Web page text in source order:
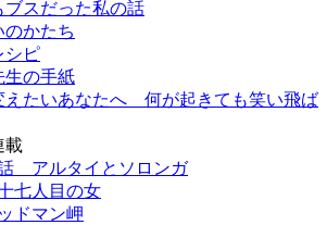
ブスだった私の話
のかたち
シピ
生の手紙
えたいあなたへ 何が起きても笑い飛ば
載
アルタイとソロンガ
七人目の女
ドマン岬